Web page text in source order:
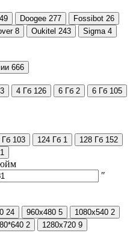
49 Doogee 277 Fossibot 26
8 Oukitel 243 Sigma 4
666
3 4 Гб 126 6 Гб 2 6 Гб 105
Гб 103 124 Гб 1 128 Гб 152
1
″
24 960x480 5 1080x540 2
2 1280x720 9